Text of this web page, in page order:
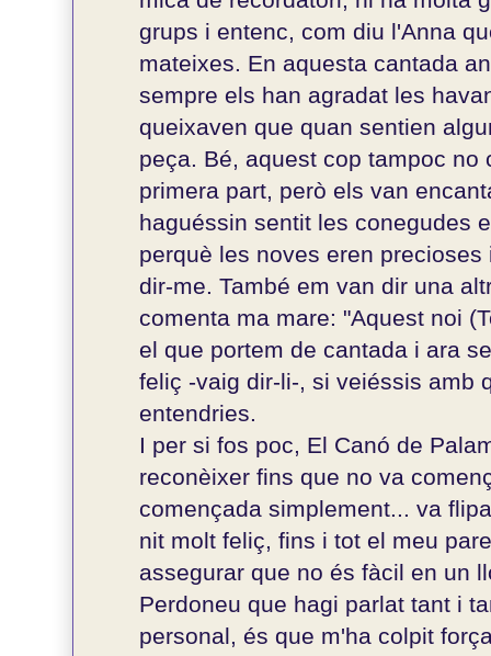
grups i entenc, com diu l'Anna
mateixes. En aquesta cantada
sempre els han agradat les
queixaven que quan sentien
peça. Bé, aquest cop tampoc
primera part, però els van
haguéssin sentit les conegudes
perquè les noves eren
dir-me. També em van dir una
comenta ma mare: "Aquest noi
el que portem de cantada i ara
feliç -vaig dir-li-, si veiéssis amb
entendries.
I per si fos poc, El Canó de
reconèixer fins que no va
començada simplement... va
nit molt feliç, fins i tot el meu
assegurar que no és fàcil en un
Perdoneu que hagi parlat tant i
personal, és que m'ha colpit